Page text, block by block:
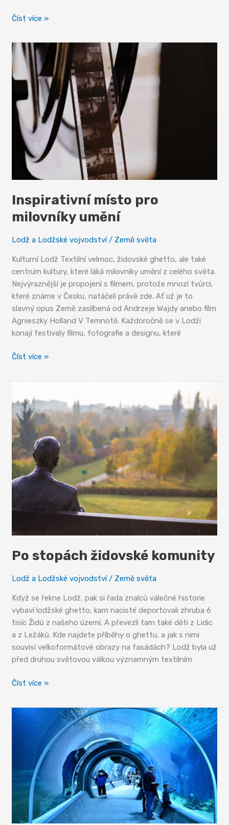
Fascinující
textilní
krásky
Číst více »
Inspirativní místo pro
milovníky umění
Lodž a Lodžské vojvodství/ Země světa
Kulturní Lodž Textilní velmoc, židovské ghetto, ale také
centrum kultury, které láká milovníky umění z celého světa.
Nejvýraznější je propojení s filmem, protože mnozí tvůrci,
které známe v Česku, natáčeli právě zde. Ať už je to
slavný opus Země zaslíbená od Andrzeje Wajdy anebo film
Agnieszky Holland V Temnotě. Každoročně se v Lodži
konají festivaly filmu, fotografie a designu, které
Inspirativní
pro
umění
Číst více »
Po stopách židovské komunity
Lodž a Lodžské vojvodství/ Země světa
Když se řekne Lodž, pak si řada znalců válečné historie
vybaví lodžské ghetto, kam nacisté deportovali zhruba 6
tisíc Židů z našeho území. A převezli tam také děti z Lidic
a z Ležáků. Kde najdete příběhy o ghettu, a jak s nimi
souvisí velkoformátové obrazy na fasádách? Lodž byla už
před druhou světovou válkou významným textilním
Po
židovské
komunity
Číst více »